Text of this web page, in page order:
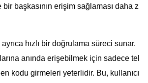
başkasının erişim sağlaması daha z
hızlı bir doğrulama süreci sunar.
anında erişebilmek için sadece tel
kodu girmeleri yeterlidir. Bu, kullanıcı